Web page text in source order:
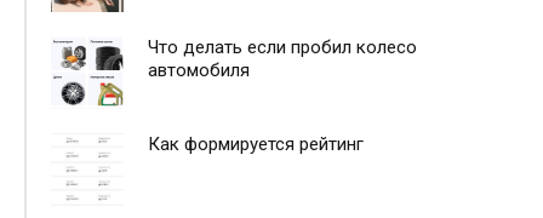
Что делать если пробил колесо
автомобиля
Как формируется рейтинг